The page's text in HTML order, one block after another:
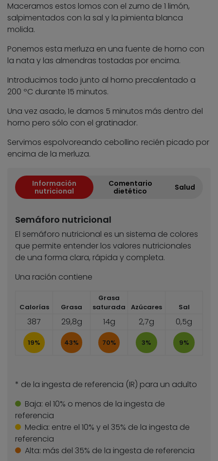
Maceramos estos lomos con el zumo de 1 limón,
salpimentados con la sal y la pimienta blanca
molida.
Ponemos esta merluza en una fuente de horno con
la nata y las almendras tostadas por encima.
Introducimos todo junto al horno precalentado a
200 ºC durante 15 minutos.
Una vez asado, le damos 5 minutos más dentro del
horno pero sólo con el gratinador.
Servimos espolvoreando cebollino recién picado por
encima de la merluza.
Información
nutricional
Comentario
dietético
Salud
Semáforo nutricional
El semáforo nutricional es un sistema de colores
que permite entender los valores nutricionales
de una forma clara, rápida y completa.
Una ración contiene
Calorías Grasa
Grasa
saturada
Azúcares Sal
387 29,8g 14g 2,7g 0,5g
19% 43% 70% 3% 9%
* de la ingesta de referencia (IR) para un adulto
Baja: el 10% o menos de la ingesta de
referencia
Media: entre el 10% y el 35% de la ingesta de
referencia
Alta: más del 35% de la ingesta de referencia